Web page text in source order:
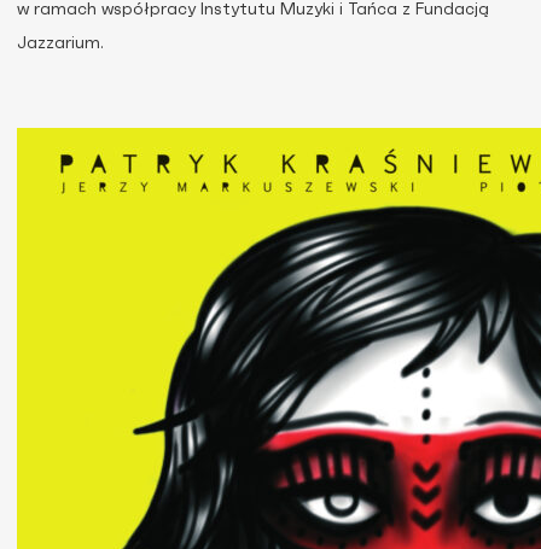
w ramach współpracy Instytutu Muzyki i Tańca z Fundacją
Jazzarium.